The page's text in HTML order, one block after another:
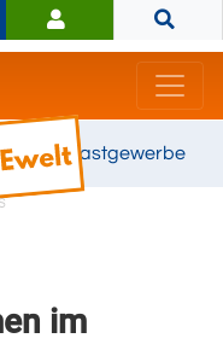
das Gastgewerbe
im